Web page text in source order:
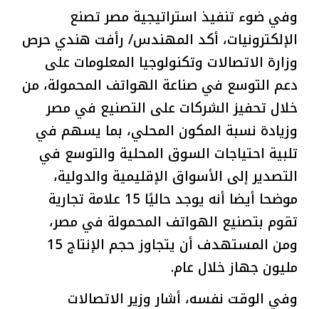
وفي ضوء تنفيذ استراتيجية مصر تصنع
الإلكترونيات، أكد المهندس/ رأفت هندي حرص
وزارة الاتصالات وتكنولوجيا المعلومات على
دعم التوسع في صناعة الهواتف المحمولة، من
خلال تحفيز الشركات على التصنيع في مصر
وزيادة نسبة المكون المحلي، بما يسهم في
تلبية احتياجات السوق المحلية والتوسع في
التصدير إلى الأسواق الإقليمية والدولية،
موضحا أيضا أنه يوجد حاليًا 15 علامة تجارية
تقوم بتصنيع الهواتف المحمولة في مصر،
ومن المستهدف أن يتجاوز حجم الإنتاج 15
مليون جهاز خلال عام.
وفي الوقت نفسه، أشار وزير الاتصالات